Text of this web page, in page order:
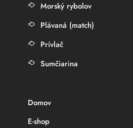
Morský rybolov
Plávaná (match)
Prívlač
Sumčiarina
Domov
E-shop